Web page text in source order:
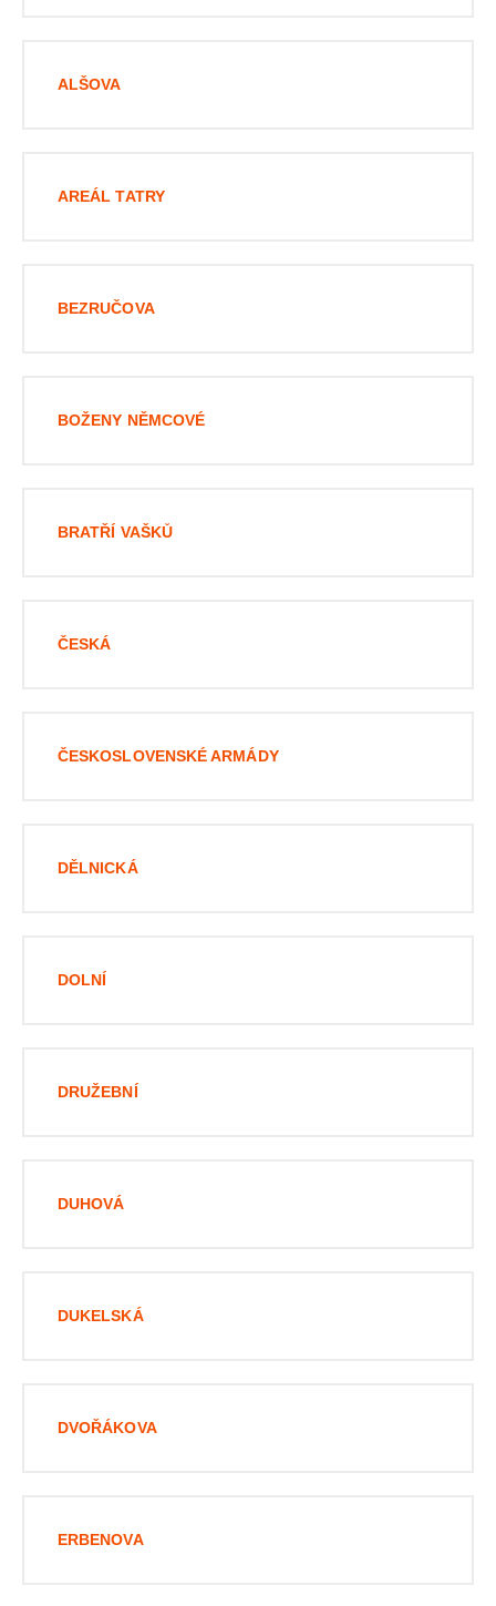
ALŠOVA
AREÁL TATRY
BEZRUČOVA
BOŽENY NĚMCOVÉ
BRATŘÍ VAŠKŮ
ČESKÁ
ČESKOSLOVENSKÉ ARMÁDY
DĚLNICKÁ
DOLNÍ
DRUŽEBNÍ
DUHOVÁ
DUKELSKÁ
DVOŘÁKOVA
ERBENOVA